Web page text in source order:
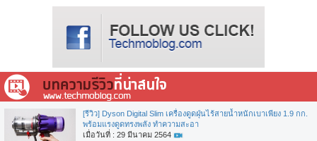
[รีวิว] Dyson Digital Slim เครื่องดูดฝุ่นไร้สายน้ำหนักเบาเพียง 1.9 กก.
พร้อมแรงดูดทรงพลัง ทำความสะอา
เมื่อวันที่ : 29 มีนาคม 2564